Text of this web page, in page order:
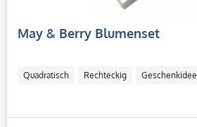
May & Berry Blumenset
Quadratisch Rechteckig Geschenkidee